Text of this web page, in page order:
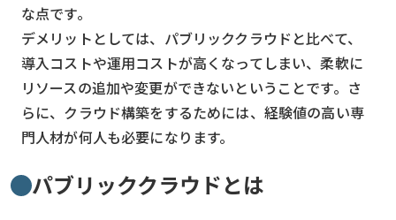
な点です。
デメリットとしては、パブリッククラウドと比べて、
導入コストや運用コストが高くなってしまい、柔軟に
リソースの追加や変更ができないということです。さ
らに、クラウド構築をするためには、経験値の高い専
門人材が何人も必要になります。
パブリッククラウドとは